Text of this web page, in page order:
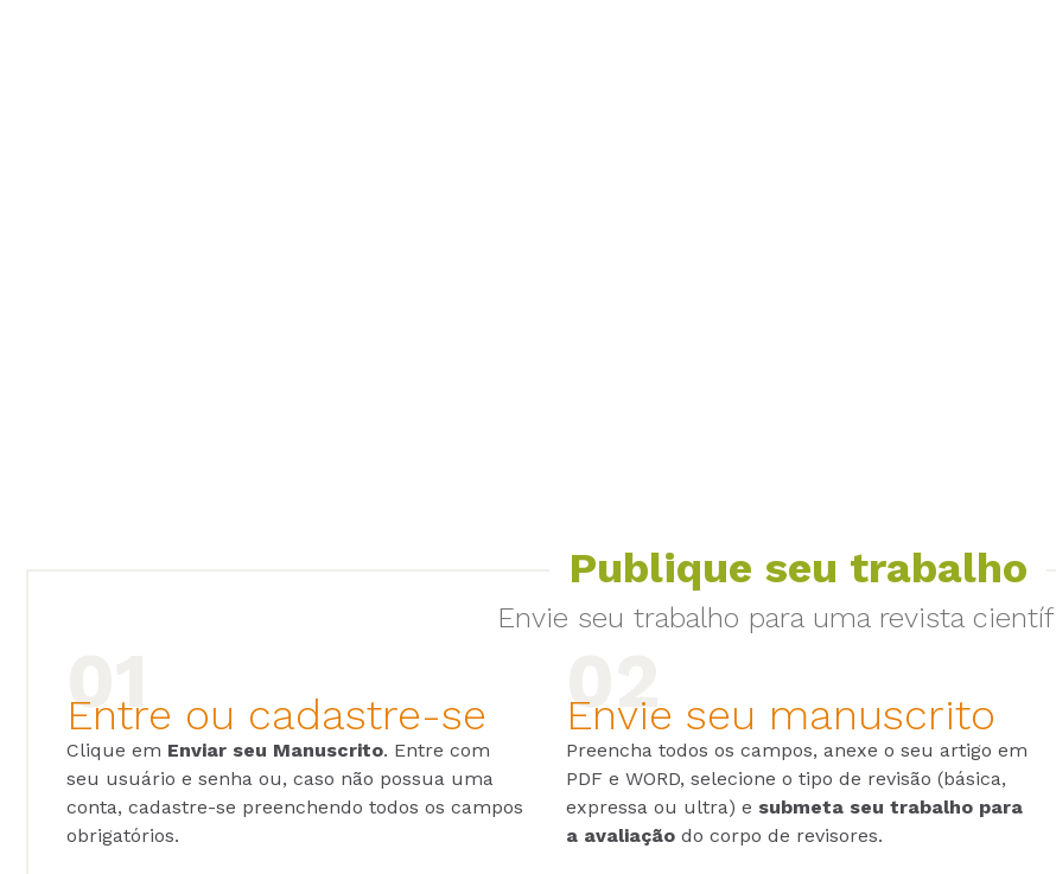
Publique seu trabalho
Envie seu trabalho para uma revista
Entre ou cadastre-se
Clique em Enviar seu Manuscrito. Entre com
seu usuário e senha ou, caso não possua uma
conta, cadastre-se preenchendo todos os campos
obrigatórios.
Envie seu manuscrito
Preencha todos os campos, anexe o seu artigo em
PDF e WORD, selecione o tipo de revisão (básica,
expressa ou ultra) e submeta seu trabalho para
a avaliação do corpo de revisores.